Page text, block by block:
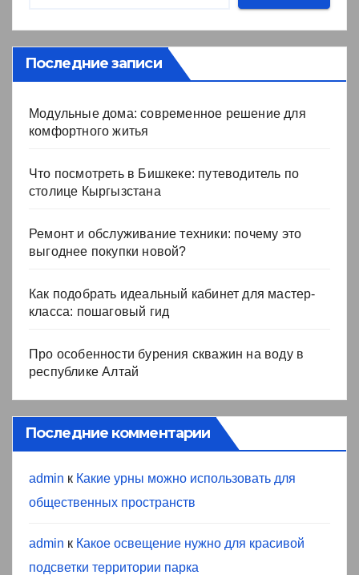
Последние записи
Модульные дома: современное решение для
комфортного житья
Что посмотреть в Бишкеке: путеводитель по
столице Кыргызстана
Ремонт и обслуживание техники: почему это
выгоднее покупки новой?
Как подобрать идеальный кабинет для мастер-
класса: пошаговый гид
Про особенности бурения скважин на воду в
республике Алтай
Последние комментарии
admin к Какие урны можно использовать для
общественных пространств
admin к Какое освещение нужно для красивой
подсветки территории парка